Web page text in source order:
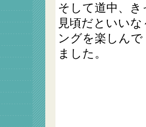
そして道中、
見頃だといい
ングを楽しん
ました。